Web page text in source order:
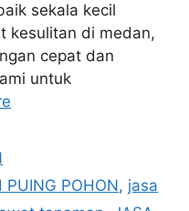
sekala kecil
kesulitan di medan,
cepat dan
untuk
PUING POHON, jasa